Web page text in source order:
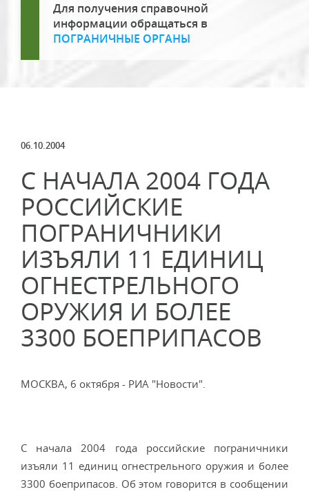
Для получения справочной
информации обращаться в
ПОГРАНИЧНЫЕ ОРГАНЫ
06.10.2004
С НАЧАЛА 2004 ГОДА
РОССИЙСКИЕ
ПОГРАНИЧНИКИ
ИЗЪЯЛИ 11 ЕДИНИЦ
ОГНЕСТРЕЛЬНОГО
ОРУЖИЯ И БОЛЕЕ
3300 БОЕПРИПАСОВ
МОСКВА, 6 октября - РИА "Новости".
С начала 2004 года российские пограничники
изъяли 11 единиц огнестрельного оружия и более
3300 боеприпасов. Об этом говорится в сообщении